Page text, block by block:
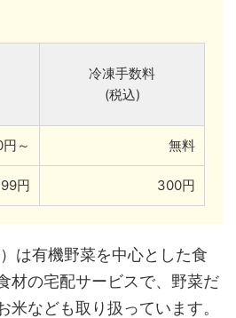
冷凍手数料
(税込)
～ 無料
円 300円
は有機野菜を中心とした食
材の宅配サービスで、野菜だ
米なども取り扱っています。